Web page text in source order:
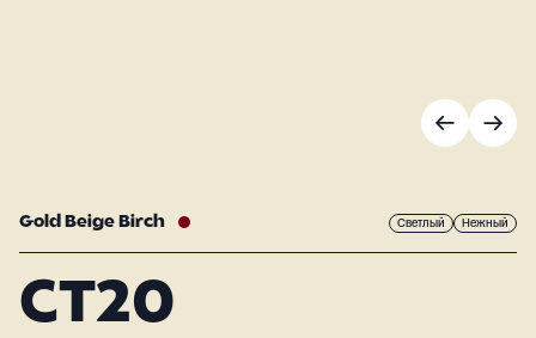
Gold Beige Birch Светлый Нежный
CT20